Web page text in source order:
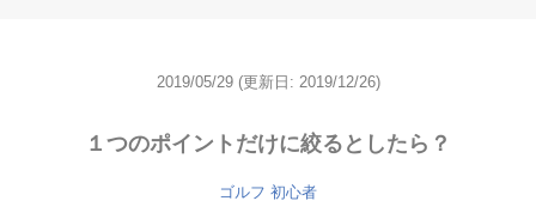
2019/05/29 (更新日: 2019/12/26)
１つのポイントだけに絞るとしたら？
ゴルフ 初心者